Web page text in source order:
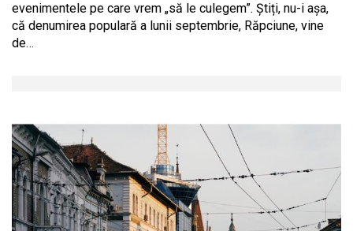
evenimentele pe care vrem „să le culegem”. Știți, nu-i așa,
că denumirea populară a lunii septembrie, Răpciune, vine
de…